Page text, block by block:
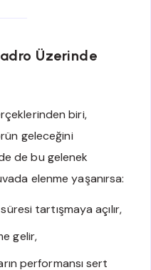
Üzerinde
biri,
geleceğini
de bu gelenek
elenme yaşanırsa:
tartışmaya açılır,
gelir,
performansı sert